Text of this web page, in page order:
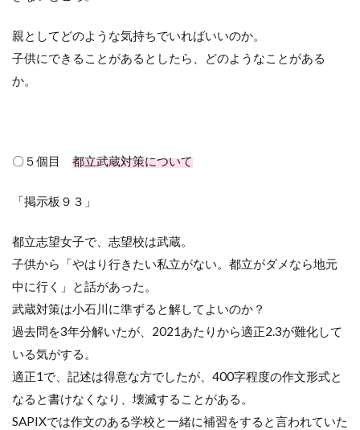
親としてどのような気持ちでいればいいのか。
子供にできることがあるとしたら、どのようなことがある
か。
〇５個目 都立武蔵対策について
「掲示板９３」
都立志望女子で、志望校は武蔵。
子供から「やはり行きたい私立がない。都立がダメなら地元
中に行く」と話があった。
武蔵対策は小石川に準ずると解してよいのか？
過去問を3年分解いたが、 2021あたりから適正2.3が難化して
いる気がする。
適正1で、記述は得意な方でしたが、 400字程度の作文形式と
なると書けなくなり、壊滅することがある。
SAPIXでは作文のある学校と一緒に補習をすると言われていた